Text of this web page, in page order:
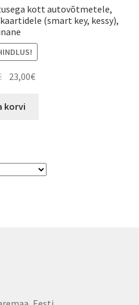
kott autovõtmetele,
(smart key, kessy),
Algne
oli:
23,00€Current
korvi